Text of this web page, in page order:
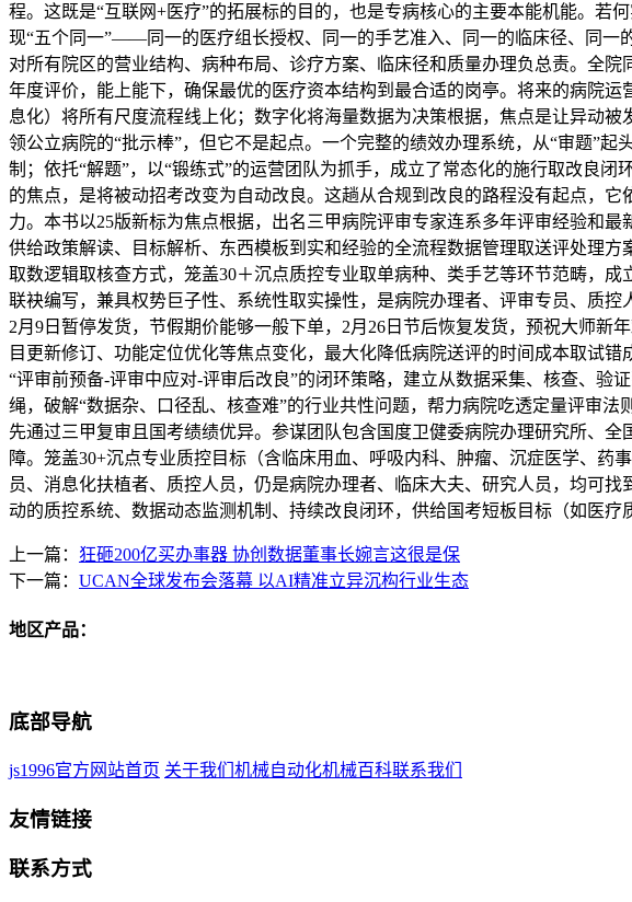
程。这既是“互联网+医疗”的拓展标的目的，也是专病核心的主要本能机能。若
现“五个同一”——同一的医疗组长授权、同一的手艺准入、同一的临床径、同一
对所有院区的营业结构、病种布局、诊疗方案、临床径和质量办理负总责。全
年度评价，能上能下，确保最优的医疗资本结构到最合适的岗亭。将来的病院运
息化）将所有尺度流程线上化；数字化将海量数据为决策根据，焦点是让异动
领公立病院的“批示棒”，但它不是起点。一个完整的绩效办理系统，从“审题”
制；依托“解题”，以“锻练式”的运营团队为抓手，成立了常态化的施行取改良
的焦点，是将被动招考改变为自动改良。这趟从合规到改良的路程没有起点，
力。本书以25版新标为焦点根据，出名三甲病院评审专家连系多年评审经验和
供给政策解读、目标解析、东西模板到实和经验的全流程数据管理取送评处理
取数逻辑取核查方式，笼盖30＋沉点质控专业取单病种、类手艺等环节范畴，
联袂编写，兼具权势巨子性、系统性取实操性，是病院办理者、评审专员、质
2月9日暂停发货，节假期价能够一般下单，2月26日节后恢复发货，预祝大师新
目更新修订、功能定位优化等焦点变化，最大化降低病院送评的时间成本取试
“评审前预备-评审中应对-评审后改良”的闭环策略，建立从数据采集、核查、
绳，破解“数据杂、口径乱、核查难”的行业共性问题，帮力病院吃透定量评审
先通过三甲复审且国考绩绩优异。参谋团队包含国度卫健委病院办理研究所、
障。笼盖30+沉点专业质控目标（含临床用血、呼吸内科、肿瘤、沉症医学、
员、消息化扶植者、质控人员，仍是病院办理者、临床大夫、研究人员，均可
动的质控系统、数据动态监测机制、持续改良闭环，供给国考短板目标（如医
上一篇： 狂砸200亿买办事器 协创数据董事长婉言这很是保
下一篇： UCAN全球发布会落幕 以AI精准立异沉构行业生态
地区产品：
底部导航
js1996官方网站首页 关于我们 机械自动化机械百科联系我们
友情链接
联系方式